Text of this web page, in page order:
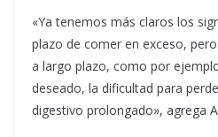
«Ya tenemos más claros los
plazo de comer en exceso,
a largo plazo, como por
deseado, la dificultad para
digestivo prolongado», agrega